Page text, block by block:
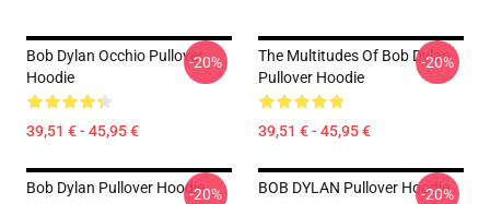
Bob Dylan Occhio Pullover
Hoodie
39,51 € - 45,95 €
-20%
The Multitudes Of Bob Dylan
Pullover Hoodie
39,51 € - 45,95 €
-20%
Bob Dylan Pullover Hoodie-20% BOB DYLAN Pullover Hoodie
-20%